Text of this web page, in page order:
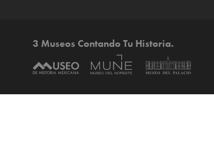
3 Museos Contando Tu Historia.